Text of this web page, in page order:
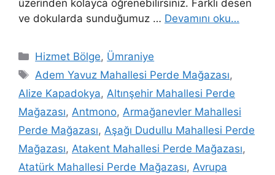
üzerinden kolayca öğrenebilirsiniz. Farklı desen
ve dokularda sunduğumuz … Devamını oku…
Hizmet Bölge, Ümraniye
Adem Yavuz Mahallesi Perde Mağazası,
Alize Kapadokya, Altınşehir Mahallesi Perde
Mağazası, Antmono, Armağanevler Mahallesi
Perde Mağazası, Aşağı Dudullu Mahallesi Perde
Mağazası, Atakent Mahallesi Perde Mağazası,
Atatürk Mahallesi Perde Mağazası, Avrupa